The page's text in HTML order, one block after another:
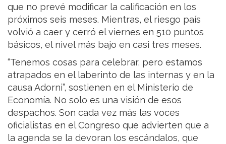
que no prevé modificar la calificación en los
próximos seis meses. Mientras, el riesgo país
volvió a caer y cerró el viernes en 510 puntos
básicos, el nivel más bajo en casi tres meses.
“Tenemos cosas para celebrar, pero estamos
atrapados en el laberinto de las internas y en la
causa Adorni”, sostienen en el Ministerio de
Economía. No solo es una visión de esos
despachos. Son cada vez más las voces
oficialistas en el Congreso que advierten que a
la agenda se la devoran los escándalos, que